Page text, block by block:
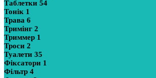
Таблетки 54
Тонік 1
Трава 6
Тримінг 2
Триммер 1
Троси 2
Туалети 35
Фіксатори 1
Фільтр 4